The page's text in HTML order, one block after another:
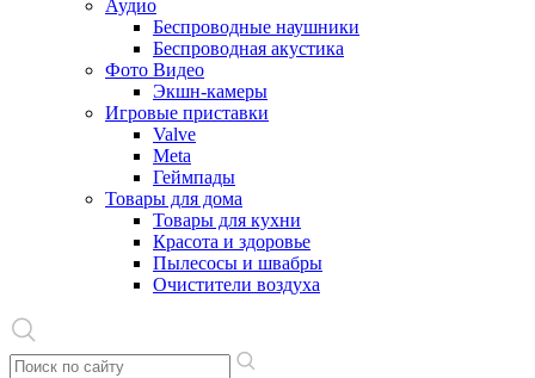
Аудио
Беспроводные наушники
Беспроводная акустика
Фото Видео
Экшн-камеры
Игровые приставки
Valve
Meta
Геймпады
Товары для дома
Товары для кухни
Красота и здоровье
Пылесосы и швабры
Очистители воздуха